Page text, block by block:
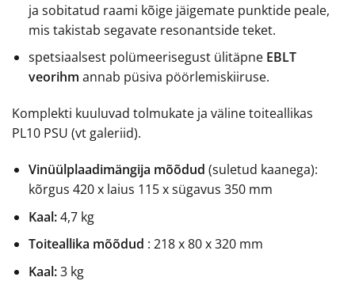
ja sobitatud raami kõige jäigemate punktide peale,
mis takistab segavate resonantside teket.
spetsiaalsest polümeerisegust ülitäpne EBLT
veorihm annab püsiva pöörlemiskiiruse.
Komplekti kuuluvad tolmukate ja väline toiteallikas
PL10 PSU (vt galeriid).
Vinüülplaadimängija mõõdud (suletud kaanega):
kõrgus 420 x laius 115 x sügavus 350 mm
Kaal:4,7 kg
Toiteallika mõõdud : 218 x 80 x 320 mm
Kaal:3 kg